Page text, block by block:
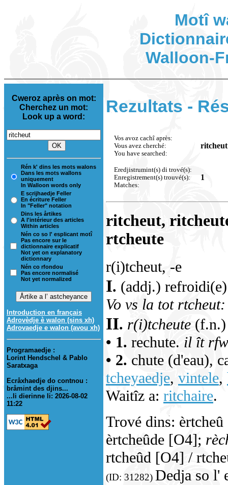
Motî
Walloon-
Cweroz après on mot:
Cherchez un mot:
Look up a word:
Rén k' dins les mots walons
Dans les mots wallons
uniquement
In Walloon words only
E scrijhaedje Feller
En écriture Feller
In "Feller" notation
Dins les årtikes
A l'intérieur des articles
Within articles
Nén co so l' esplicant motî
Pas encore sur le
dictionnaire explicatif
Not yet on explanatory
dictionnary
Nén co rfondou
Pas encore normalisé
Not yet normalized
Introduction en français
Adrovèdje è walon (sins xh)
Adrovaedje e walon (avou xh)
Programaedje :
Lorint Hendschel & Pablo
Saratxaga
Ecråxhaedje do contnou :
bråmint des djins...
...li dierinne li: 2026-08-02
11:22
Rezultats -
Vos avoz cachî après:
Vous avez cherché:
You have searched:
ritcheut
Eredjistrumint(s) di trové(s):
Enregistrement(s) trouvé(s):
Matches:
1
ritcheut,
rtcheute
r(i)tcheut, -e
I. (addj.)
Vo vs la tot rtcheut:
II. r(i)tcheute (f.n.)
• 1. rechute. il ît
• 2. chute (d'eau),
tcheyaedje, vintele,
Waitîz a: ritchaire.
Trové dins:
èrtcheûde [O4];
rtcheûd [O4] /
(ID: 31282) Dedja so l'